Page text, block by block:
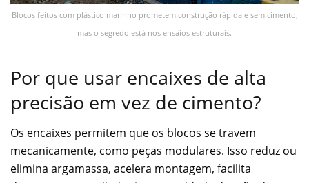
Blocos feitos com plástico marinho prometem construção rápida e sem cimento,
mas o segredo está nos ensaios estruturais.
Por que usar encaixes de alta
precisão em vez de cimento?
Os encaixes permitem que os blocos se travem
mecanicamente, como peças modulares. Isso reduz ou
elimina argamassa, acelera montagem, facilita